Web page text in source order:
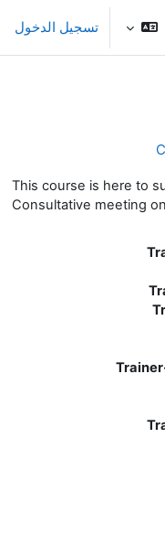
تسجيل الدخول
This course is here to
Consultative meeting